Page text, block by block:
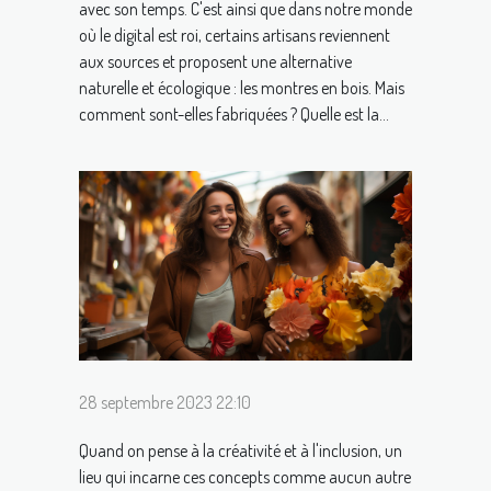
avec son temps. C'est ainsi que dans notre monde
où le digital est roi, certains artisans reviennent
aux sources et proposent une alternative
naturelle et écologique : les montres en bois. Mais
comment sont-elles fabriquées ? Quelle est la...
28 septembre 2023 22:10
Quand on pense à la créativité et à l'inclusion, un
lieu qui incarne ces concepts comme aucun autre